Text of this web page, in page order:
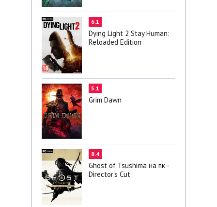
6.1
Dying Light 2 Stay Human:
Reloaded Edition
5.1
Grim Dawn
8.4
Ghost of Tsushima на пк -
Director's Cut